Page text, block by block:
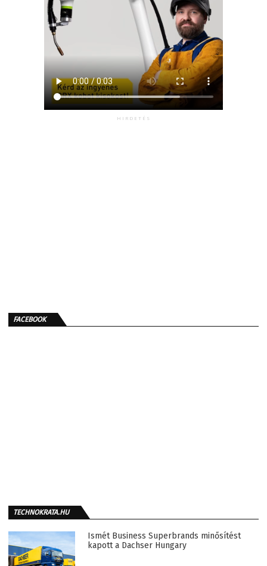
HIRDETÉS
FACEBOOK
TECHNOKRATA.HU
Ismét Business Superbrands minősítést
kapott a Dachser Hungary